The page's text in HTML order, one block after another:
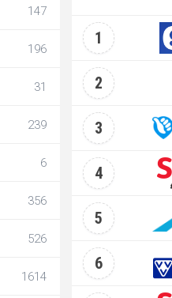
147
196
31
239
6
356
526
1614
1
2
3
4
5
6